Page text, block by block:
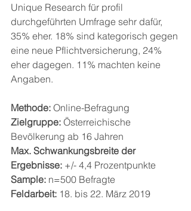
Unique Research für profil
durchgeführten Umfrage sehr dafür,
35% eher. 18% sind kategorisch gegen
eine neue Pflichtversicherung, 24%
eher dagegen. 11% machten keine
Angaben.
Methode: Online-Befragung
Zielgruppe: Österreichische
Bevölkerung ab 16 Jahren
Max. Schwankungsbreite der
Ergebnisse: +/- 4,4 Prozentpunkte
Sample: n=500 Befragte
Feldarbeit: 18. bis 22. März 2019